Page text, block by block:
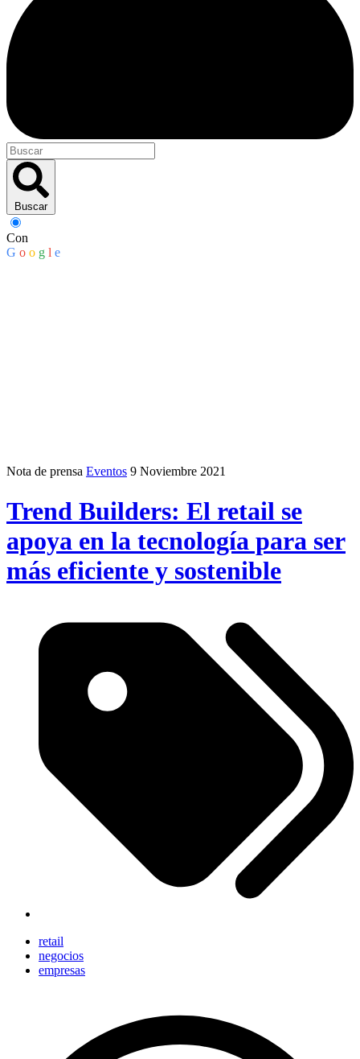
Buscar
Con
G o o g l e
Nota de prensa Eventos 9 Noviembre 2021
Trend Builders: El retail se
apoya en la tecnología para ser
más eficiente y sostenible
retail
negocios
empresas